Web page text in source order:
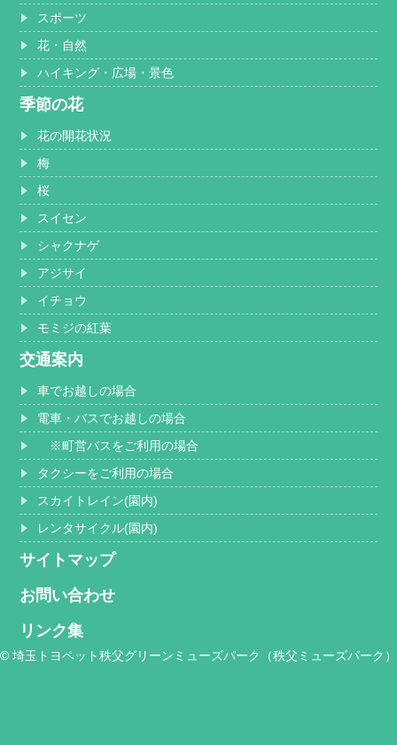
スポーツ
花・自然
ハイキング・広場・景色
季節の花
花の開花状況
梅
桜
スイセン
シャクナゲ
アジサイ
イチョウ
モミジの紅葉
交通案内
車でお越しの場合
電車・バスでお越しの場合
※町営バスをご利用の場合
タクシーをご利用の場合
スカイトレイン(園内)
レンタサイクル(園内)
サイトマップ
お問い合わせ
リンク集
© 埼玉トヨペット秩父グリーンミューズパーク（秩父ミューズパーク）